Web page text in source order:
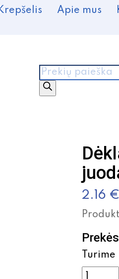
Apie mus
Products
search
2.16 €
Turime